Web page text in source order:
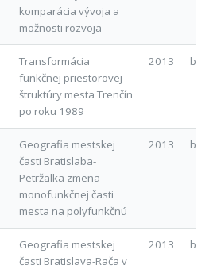
komparácia vývoja a
možnosti rozvoja
Transformácia
funkčnej priestorovej
štruktúry mesta Trenčín
po roku 1989
2013 b
Geografia mestskej
časti Bratislaba-
Petržalka zmena
monofunkčnej časti
mesta na polyfunkčnú
2013 b
Geografia mestskej
časti Bratislava-Rača v
2013 b